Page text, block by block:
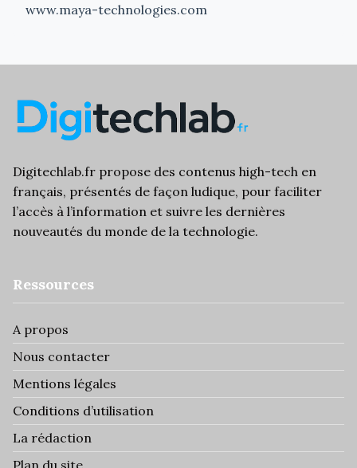
www.maya-technologies.com
Digitechlab.fr propose des contenus high-tech en
français, présentés de façon ludique, pour faciliter
l’accès à l’information et suivre les dernières
nouveautés du monde de la technologie.
Ressources
A propos
Nous contacter
Mentions légales
Conditions d’utilisation
La rédaction
Plan du site